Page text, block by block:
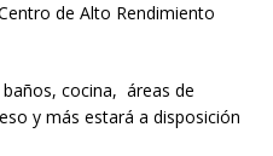
de Alto Rendimiento
cocina, áreas de
y más estará a disposición